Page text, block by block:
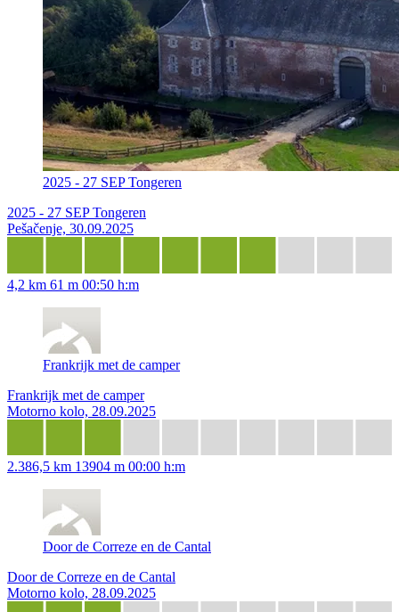
2025 - 27 SEP Tongeren
2025 - 27 SEP Tongeren
Pešačenje, 30.09.2025
4,2 km 61 m 00:50 h:m
Frankrijk met de camper
Frankrijk met de camper
Motorno kolo, 28.09.2025
2.386,5 km 13904 m 00:00 h:m
Door de Correze en de Cantal
Door de Correze en de Cantal
Motorno kolo, 28.09.2025